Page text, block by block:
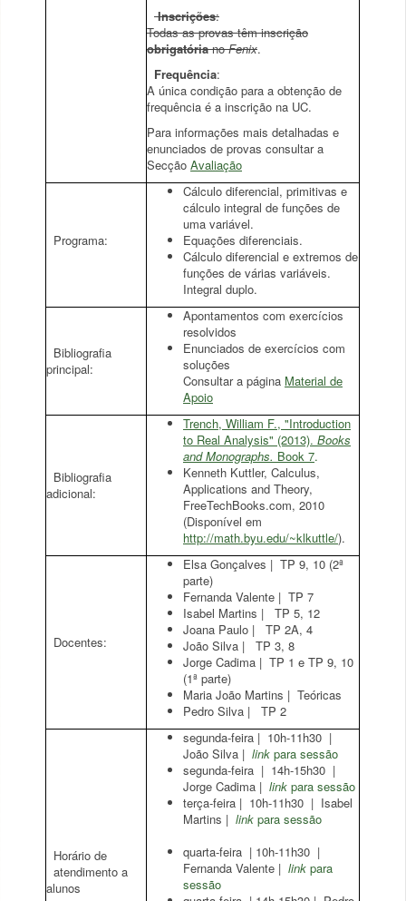
Inscrições:
Todas as provas têm inscrição
obrigatórianoFenix.
Frequência:
A única condição para a obtenção de
frequência é a inscrição na UC.
Para informações mais detalhadas e
enunciados de provas consultar a
Secção Avaliação
Programa:
Cálculo diferencial, primitivas e
cálculo integral de funções de
uma variável.
Equações diferenciais.
Cálculo diferencial e extremos de
funções de várias variáveis.
Integral duplo.
Bibliografia
principal:
Apontamentos com exercícios
resolvidos
Enunciados de exercícios com
soluções
Consultar a página Material de
Apoio
Bibliografia
adicional:
Trench, William F., "Introduction
to Real Analysis" (2013). Books
and Monographs. Book 7.
Kenneth Kuttler, Calculus,
Applications and Theory,
FreeTechBooks.com, 2010
(Disponível em
http://math.byu.edu/~klkuttle/).
Docentes:
Elsa Gonçalves | TP 9, 10 (2ª
parte)
Fernanda Valente | TP 7
Isabel Martins | TP 5, 12
Joana Paulo | TP 2A, 4
João Silva | TP 3, 8
Jorge Cadima | TP 1 e TP 9, 10
(1ª parte)
Maria João Martins | Teóricas
Pedro Silva | TP 2
Horário de
atendimento a
alunos
segunda-feira | 10h-11h30 |
João Silva | link para sessão
segunda-feira | 14h-15h30 |
Jorge Cadima | link para sessão
terça-feira | 10h-11h30 | Isabel
Martins | link para sessão
quarta-feira | 10h-11h30 |
Fernanda Valente | link para
sessão